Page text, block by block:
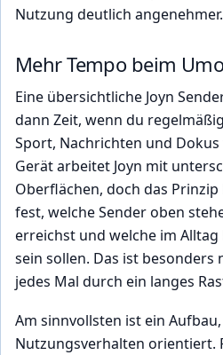
Nutzung deutlich angenehmer.
Mehr Tempo beim
Eine übersichtliche Joyn
dann Zeit, wenn du
Sport, Nachrichten und Dokus
Gerät arbeitet Joyn mit
Oberflächen, doch das
fest, welche Sender oben
erreichst und welche im
sein sollen. Das ist
jedes Mal durch ein langes
Am sinnvollsten ist ein
Nutzungsverhalten orientiert.